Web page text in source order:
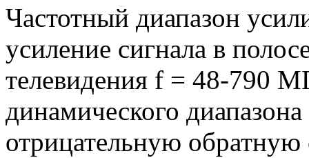
Частотный диапазон
усиление сигнала в
телевидения f = 48-790
динамического
отрицательную обратную